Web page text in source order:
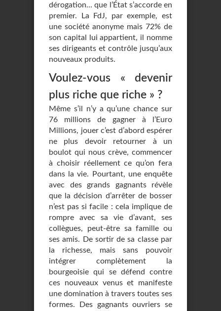
dérogation... que l’État s’accorde en
premier. La FdJ, par exemple, est
une société anonyme mais 72% de
son capital lui appartient, il nomme
ses dirigeants et contrôle jusqu’aux
nouveaux produits.
Voulez-vous « devenir
plus riche que riche » ?
Même s’il n’y a qu’une chance sur
76 millions de gagner à l’Euro
Millions, jouer c’est d’abord espérer
ne plus devoir retourner à un
boulot qui nous crève, commencer
à choisir réellement ce qu’on fera
dans la vie. Pourtant, une enquête
avec des grands gagnants révèle
que la décision d’arrêter de bosser
n’est pas si facile : cela implique de
rompre avec sa vie d’avant, ses
collègues, peut-être sa famille ou
ses amis. De sortir de sa classe par
la richesse, mais sans pouvoir
intégrer complètement la
bourgeoisie qui se défend contre
ces nouveaux venus et manifeste
une domination à travers toutes ses
formes. Des gagnants ouvriers se